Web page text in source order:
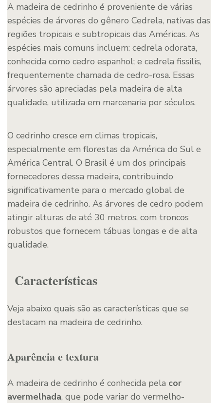
A madeira de cedrinho é proveniente de várias
espécies de árvores do gênero Cedrela, nativas das
regiões tropicais e subtropicais das Américas. As
espécies mais comuns incluem: cedrela odorata,
conhecida como cedro espanhol; e cedrela fissilis,
frequentemente chamada de cedro-rosa. Essas
árvores são apreciadas pela madeira de alta
qualidade, utilizada em marcenaria por séculos.
O cedrinho cresce em climas tropicais,
especialmente em florestas da América do Sul e
América Central. O Brasil é um dos principais
fornecedores dessa madeira, contribuindo
significativamente para o mercado global de
madeira de cedrinho. As árvores de cedro podem
atingir alturas de até 30 metros, com troncos
robustos que fornecem tábuas longas e de alta
qualidade.
Características
Veja abaixo quais são as características que se
destacam na madeira de cedrinho.
Aparência e textura
A madeira de cedrinho é conhecida pela cor
avermelhada, que pode variar do vermelho-